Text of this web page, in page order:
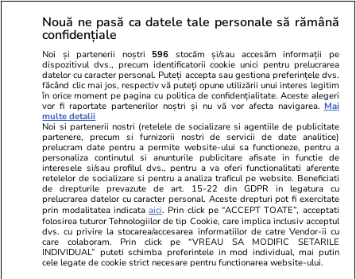
Știri România 20:32
Bustul lui Adrian Păunescu din
Parcul Grădina Icoanei ar putea
fi retras. Motivele din spatele
solicitării Institutului de
Investigare a Crimelor
Comunismului
Știri România 20:09
Avertizări nowcasting ANM de
vreme severă imediată. Lista
Nouă ne pasă ca datele tale personale să rămână
confidențiale
Noi și partenerii noștri 596 stocăm și/sau accesăm informații pe
dispozitivul dvs., precum identificatorii cookie unici pentru prelucrarea
datelor cu caracter personal. Puteți accepta sau gestiona preferințele dvs.
făcând clic mai jos, respectiv vă puteți opune utilizării unui interes legitim
în orice moment pe pagina cu politica de confidențialitate. Aceste alegeri
vor fi raportate partenerilor noștri și nu vă vor afecta navigarea. Mai
multe detalii
Noi si partenerii nostri (retelele de socializare si agentiile de publicitate
partenere, precum si furnizorii nostri de servicii de date analitice)
prelucram date pentru a permite website-ului sa functioneze, pentru a
personaliza continutul si anunturile publicitare afisate in functie de
interesele si/sau profilul dvs., pentru a va oferi functionalitati aferente
retelelor de socializare si pentru a analiza traficul pe website. Beneficiati
de drepturile prevazute de art. 15-22 din GDPR in legatura cu
prelucrarea datelor cu caracter personal. Aceste drepturi pot fi exercitate
prin modalitatea indicataaici. Prin click pe “ACCEPT TOATE”, acceptati
folosirea tuturor Tehnologiilor de tip Cookie, care implica inclusiv acceptul
dvs. cu privire la stocarea/accesarea informatiilor de catre Vendor-ii cu
care colaboram. Prin click pe “VREAU SA MODIFIC SETARILE
INDIVIDUAL” puteti schimba preferintele in mod individual, mai putin
cele legate de cookie strict necesare pentru functionarea website-ului.